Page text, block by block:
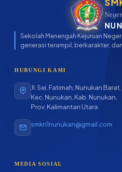
Sekolah Menengah Kejuruan
generasi terampil, berkarakter,
HUBUNGI KAMI
Jl. Sei. Fatimah, Nunukan Barat,
Kec. Nunukan, Kab. Nunukan,
Prov. Kalimantan Utara
smkn1nunukan@gmail.com
MEDIA SOSIAL